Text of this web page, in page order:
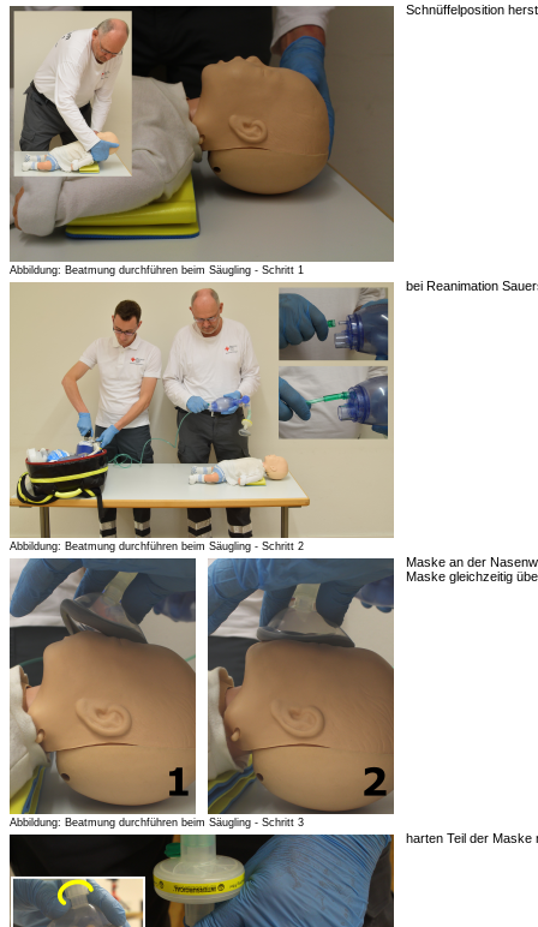
Abbildung: Beatmung durchführen beim Säugling - Schritt 1
Schnüffelposition
Abbildung: Beatmung durchführen beim Säugling - Schritt 2
bei Reanimation
Abbildung: Beatmung durchführen beim Säugling - Schritt 3
Maske an der
Maske gleichzeitig
harten Teil der Maske